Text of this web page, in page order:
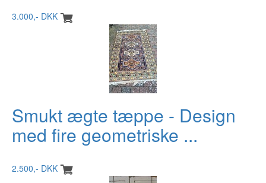
3.000,- DKK
Smukt ægte tæppe - Design
med fire geometriske ...
2.500,- DKK